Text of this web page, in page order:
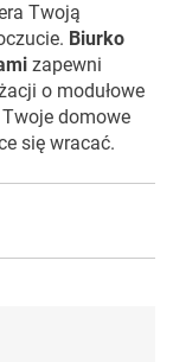
Twoją
Biurko
zapewni
o modułowe
domowe
się wracać.